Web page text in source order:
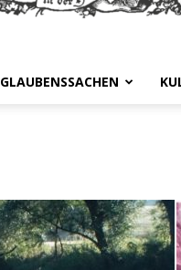
GLAUBENSSACHEN